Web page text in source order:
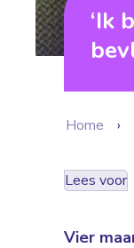
‘Ik
Home
Lees voor
Vier